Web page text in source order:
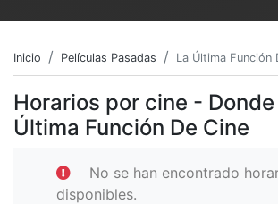
Inicio Películas Pasadas La Última Función
Horarios por cine - Donde
Última Función De Cine
No se han encontrado
disponibles.